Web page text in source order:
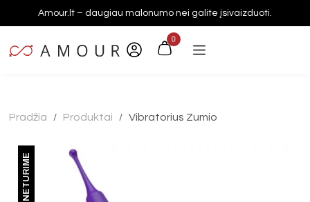
Amour.lt – daugiau malonumo nei galite įsivaizduoti.
0
Pradžia / Produktai / Vibratorius Zumio
NETURIME